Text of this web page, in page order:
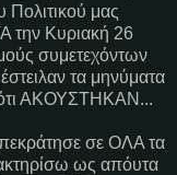
μας
Κυριακή 26
συμετεχόντων
τα μηνύματα
ότι ΑΚΟΥΣΤΗΚΑΝ...
σε ΟΛΑ τα
ως απόυτα